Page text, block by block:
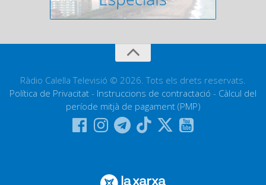
Ràdio Calella Televisió © 2026. Tots els drets reservats.
Política de Privacitat - Instruccions de contractació - Càlcul del
període mitjà de pagament (PMP)